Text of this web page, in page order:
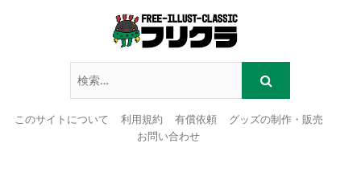
このサイトについて 利用規約 有償依頼
グッズの制作・販売
お問い合わせ